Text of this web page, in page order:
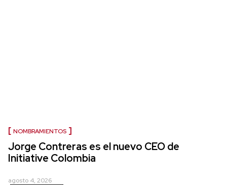
NOMBRAMIENTOS
Jorge Contreras es el nuevo CEO de
Initiative Colombia
agosto 4, 2026